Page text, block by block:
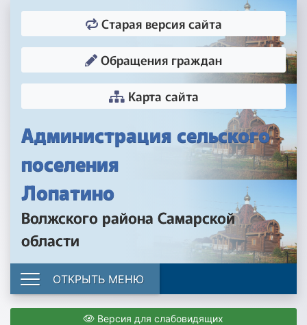
Администрация сельского
поселения
Лопатино
Волжского района Самарской
области
Старая версия сайта
Обращения граждан
Карта сайта
ОТКРЫТЬ МЕНЮ
Версия для слабовидящих